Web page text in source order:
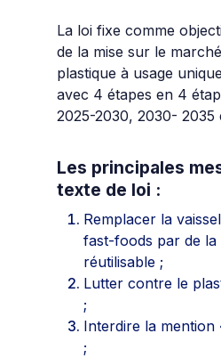
La loi fixe comme
de la mise sur le
plastique à usage
avec 4 étapes en 4
2025-2030, 2030- 2035
Les principales
texte de loi :
Remplacer la
fast-foods par de la
réutilisable ;
Lutter contre le
;
Interdire la mention
;